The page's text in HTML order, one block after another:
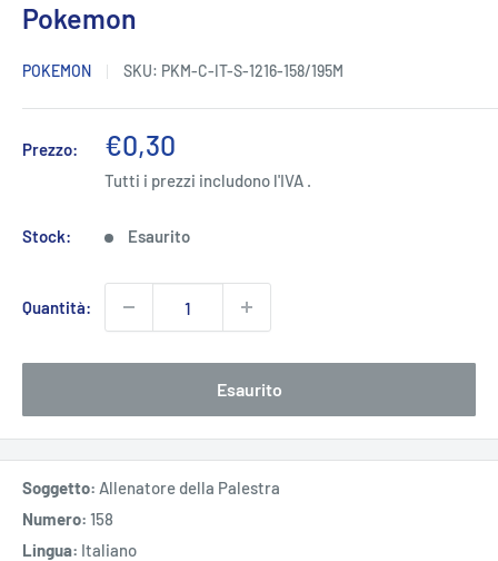
Pokemon
POKEMON SKU: PKM-C-IT-S-1216-158/195M
Prezzo:
Prezzo
scontato
€0,30
Tutti i prezzi includono l'IVA .
Stock: Esaurito
Quantità:
Esaurito
Soggetto: Allenatore della Palestra
Numero: 158
Lingua: Italiano